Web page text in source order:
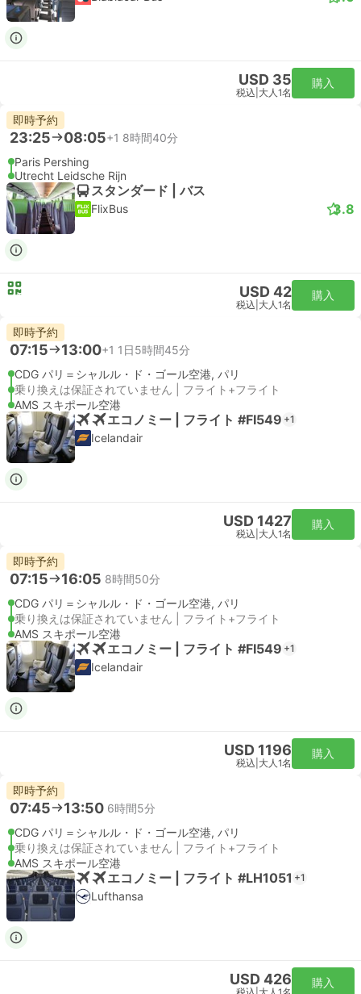
USD 35
税込 大人1名
購入
即時予約
23:25 08:05+1 8時間40分
Paris Pershing
Utrecht Leidsche Rijn
スタンダード | バス
FlixBus 3.8
USD 42
税込 大人1名
購入
即時予約
07:15 13:00+1 1日5時間45分
CDG パリ＝シャルル・ド・ゴール空港, パリ
乗り換えは保証されていません | フライト+フライト
AMS スキポール空港
エコノミー | フライト #FI549 +1
Icelandair
USD 1427
税込 大人1名
購入
即時予約
07:15 16:05 8時間50分
CDG パリ＝シャルル・ド・ゴール空港, パリ
乗り換えは保証されていません | フライト+フライト
AMS スキポール空港
エコノミー | フライト #FI549 +1
Icelandair
USD 1196
税込 大人1名
購入
即時予約
07:45 13:50 6時間5分
CDG パリ＝シャルル・ド・ゴール空港, パリ
乗り換えは保証されていません | フライト+フライト
AMS スキポール空港
エコノミー | フライト #LH1051 +1
Lufthansa
USD 426 購入